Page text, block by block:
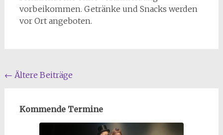
vorbeikommen. Getränke und Snacks werden
vor Ort angeboten.
Beitragsnavigation
← Ältere Beiträge
Kommende Termine